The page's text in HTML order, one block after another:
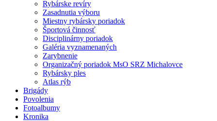
Rybárske revíry
Zasadnutia výboru
Miestny rybársky poriadok
Športová činnosť
Disciplinárny poriadok
Galéria vyznamenaných
Zarybnenie
Organizačný poriadok MsO SRZ Michalovce
Rybársky ples
Atlas rýb
Brigády
Povolenia
Fotoalbumy
Kronika